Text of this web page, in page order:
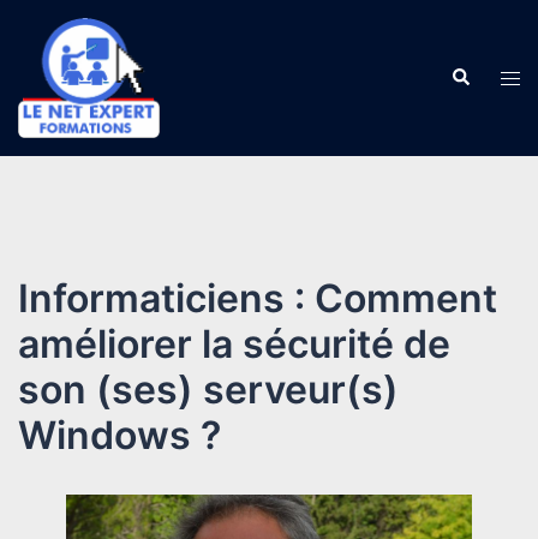
contenu
Informaticiens : Comment
améliorer la sécurité de
son (ses) serveur(s)
Windows ?